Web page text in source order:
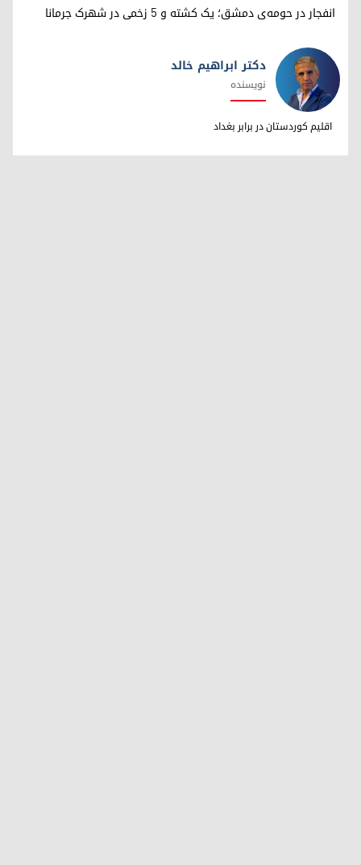
انفجار در حومه‌ی دمشق؛ یک کشته و ۵ زخمی در شهرک جرمانا
دکتر ابراهیم خالد
دکتر ابراهیم خالد
نویسنده
اقلیم کوردستان در برابر بغداد